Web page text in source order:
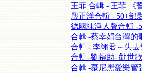
王菲 合輯 - 王菲 《
殷正洋合輯 - 50+部
德國純淨人聲合輯 -
合輯 -蔡幸娟台灣的
合輯 - 李翊君～失
合輯 -劉福助- 勸世
合輯 -慕尼黑愛樂管